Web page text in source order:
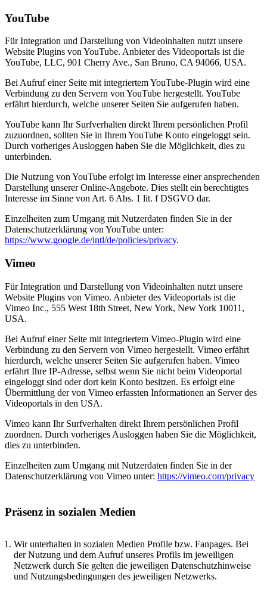
YouTube
Für Integration und Darstellung von Videoinhalten nutzt unsere
Website Plugins von YouTube. Anbieter des Videoportals ist die
YouTube, LLC, 901 Cherry Ave., San Bruno, CA 94066, USA.
Bei Aufruf einer Seite mit integriertem YouTube-Plugin wird eine
Verbindung zu den Servern von YouTube hergestellt. YouTube
erfährt hierdurch, welche unserer Seiten Sie aufgerufen haben.
YouTube kann Ihr Surfverhalten direkt Ihrem persönlichen Profil
zuzuordnen, sollten Sie in Ihrem YouTube Konto eingeloggt sein.
Durch vorheriges Ausloggen haben Sie die Möglichkeit, dies zu
unterbinden.
Die Nutzung von YouTube erfolgt im Interesse einer ansprechenden
Darstellung unserer Online-Angebote. Dies stellt ein berechtigtes
Interesse im Sinne von Art. 6 Abs. 1 lit. f DSGVO dar.
Einzelheiten zum Umgang mit Nutzerdaten finden Sie in der
Datenschutzerklärung von YouTube unter:
https://www.google.de/intl/de/policies/privacy.
Vimeo
Für Integration und Darstellung von Videoinhalten nutzt unsere
Website Plugins von Vimeo. Anbieter des Videoportals ist die
Vimeo Inc., 555 West 18th Street, New York, New York 10011,
USA.
Bei Aufruf einer Seite mit integriertem Vimeo-Plugin wird eine
Verbindung zu den Servern von Vimeo hergestellt. Vimeo erfährt
hierdurch, welche unserer Seiten Sie aufgerufen haben. Vimeo
erfährt Ihre IP-Adresse, selbst wenn Sie nicht beim Videoportal
eingeloggt sind oder dort kein Konto besitzen. Es erfolgt eine
Übermittlung der von Vimeo erfassten Informationen an Server des
Videoportals in den USA.
Vimeo kann Ihr Surfverhalten direkt Ihrem persönlichen Profil
zuordnen. Durch vorheriges Ausloggen haben Sie die Möglichkeit,
dies zu unterbinden.
Einzelheiten zum Umgang mit Nutzerdaten finden Sie in der
Datenschutzerklärung von Vimeo unter: https://vimeo.com/privacy
Präsenz in sozialen Medien
Wir unterhalten in sozialen Medien Profile bzw. Fanpages. Bei
der Nutzung und dem Aufruf unseres Profils im jeweiligen
Netzwerk durch Sie gelten die jeweiligen Datenschutzhinweise
und Nutzungsbedingungen des jeweiligen Netzwerks.